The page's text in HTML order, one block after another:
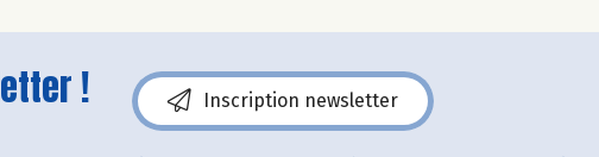
! Inscription newsletter